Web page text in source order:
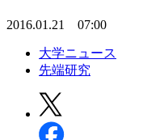
2016.01.21 07:00
大学ニュース
先端研究